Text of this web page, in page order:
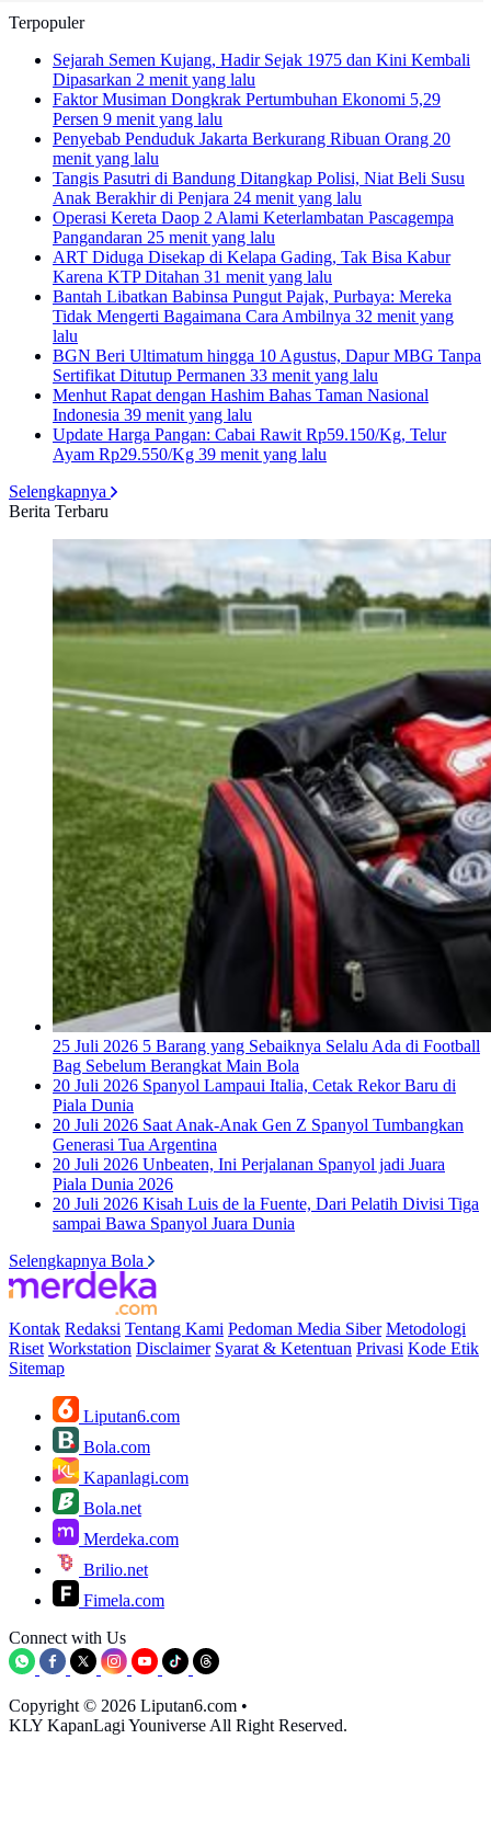
Terpopuler
Sejarah Semen Kujang, Hadir Sejak 1975 dan Kini Kembali
Dipasarkan 2 menit yang lalu
Faktor Musiman Dongkrak Pertumbuhan Ekonomi 5,29
Persen 9 menit yang lalu
Penyebab Penduduk Jakarta Berkurang Ribuan Orang 20
menit yang lalu
Tangis Pasutri di Bandung Ditangkap Polisi, Niat Beli Susu
Anak Berakhir di Penjara 24 menit yang lalu
Operasi Kereta Daop 2 Alami Keterlambatan Pascagempa
Pangandaran 25 menit yang lalu
ART Diduga Disekap di Kelapa Gading, Tak Bisa Kabur
Karena KTP Ditahan 31 menit yang lalu
Bantah Libatkan Babinsa Pungut Pajak, Purbaya: Mereka
Tidak Mengerti Bagaimana Cara Ambilnya 32 menit yang
lalu
BGN Beri Ultimatum hingga 10 Agustus, Dapur MBG Tanpa
Sertifikat Ditutup Permanen 33 menit yang lalu
Menhut Rapat dengan Hashim Bahas Taman Nasional
Indonesia 39 menit yang lalu
Update Harga Pangan: Cabai Rawit Rp59.150/Kg, Telur
Ayam Rp29.550/Kg 39 menit yang lalu
Selengkapnya
Berita Terbaru
25 Juli 2026 5 Barang yang Sebaiknya Selalu Ada di Football
Bag Sebelum Berangkat Main Bola
20 Juli 2026 Spanyol Lampaui Italia, Cetak Rekor Baru di
Piala Dunia
20 Juli 2026 Saat Anak-Anak Gen Z Spanyol Tumbangkan
Generasi Tua Argentina
20 Juli 2026 Unbeaten, Ini Perjalanan Spanyol jadi Juara
Piala Dunia 2026
20 Juli 2026 Kisah Luis de la Fuente, Dari Pelatih Divisi Tiga
sampai Bawa Spanyol Juara Dunia
Selengkapnya Bola
Kontak Redaksi Tentang Kami Pedoman Media Siber Metodologi
Riset Workstation Disclaimer Syarat & Ketentuan Privasi Kode Etik
Sitemap
Liputan6.com
Bola.com
Kapanlagi.com
Bola.net
Merdeka.com
Brilio.net
Fimela.com
Connect with Us
Copyright © 2026 Liputan6.com •
KLY KapanLagi Youniverse All Right Reserved.